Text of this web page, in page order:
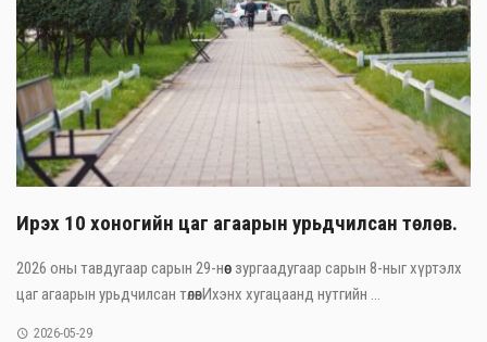
Ирэх 10 хоногийн цаг агаарын урьдчилсан төлөв.
2026 оны тавдугаар сарын 29-нөөс зургаадугаар сарын 8-ныг хүртэлх
цаг агаарын урьдчилсан төлөвИхэнх хугацаанд нутгийн ...
2026-05-29